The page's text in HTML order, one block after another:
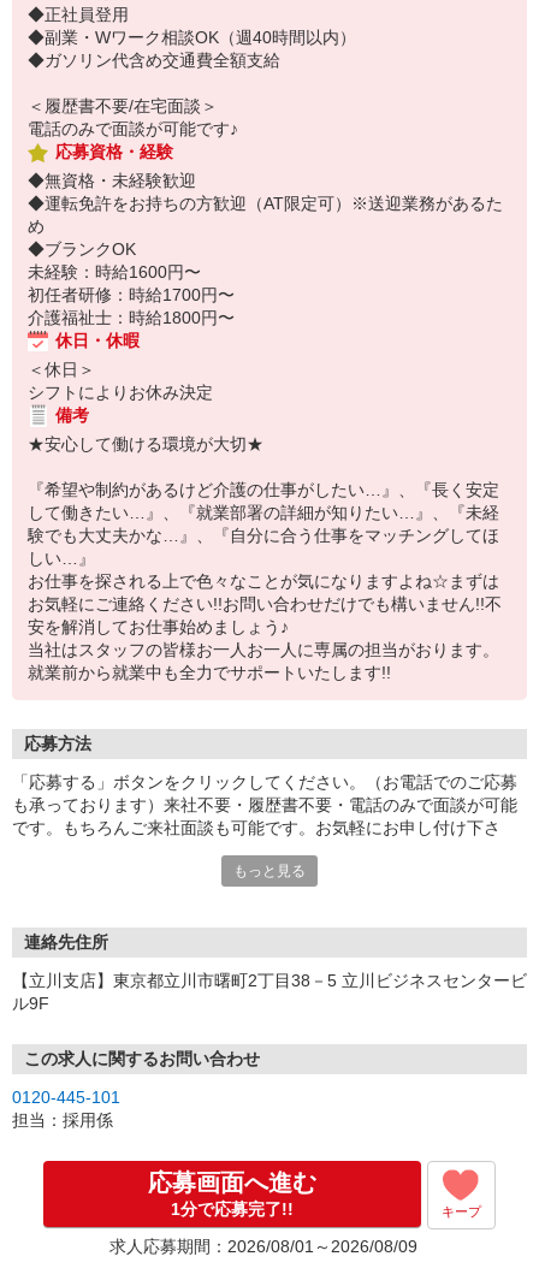
◆正社員登用
◆副業・Wワーク相談OK（週40時間以内）
◆ガソリン代含め交通費全額支給
＜履歴書不要/在宅面談＞
電話のみで面談が可能です♪
応募資格・経験
◆無資格・未経験歓迎
◆運転免許をお持ちの方歓迎（AT限定可）※送迎業務があるた
め
◆ブランクOK
未経験：時給1600円〜
初任者研修：時給1700円〜
介護福祉士：時給1800円〜
休日・休暇
＜休日＞
シフトによりお休み決定
備考
★安心して働ける環境が大切★
『希望や制約があるけど介護の仕事がしたい…』、『長く安定
して働きたい…』、『就業部署の詳細が知りたい…』、『未経
験でも大丈夫かな…』、『自分に合う仕事をマッチングしてほ
しい…』
お仕事を探される上で色々なことが気になりますよね☆まずは
お気軽にご連絡ください!!お問い合わせだけでも構いません!!不
安を解消してお仕事始めましょう♪
当社はスタッフの皆様お一人お一人に専属の担当がおります。
就業前から就業中も全力でサポートいたします!!
応募方法
「応募する」ボタンをクリックしてください。（お電話でのご応募
も承っております）来社不要・履歴書不要・電話のみで面談が可能
です。もちろんご来社面談も可能です。お気軽にお申し付け下さ
もっと見る
連絡先住所
【立川支店】東京都立川市曙町2丁目38－5 立川ビジネスセンタービ
ル9F
この求人に関するお問い合わせ
0120-445-101
担当：採用係
応募画面へ進む
1分で応募完了!! キープ
求人応募期間：2026/08/01～2026/08/09